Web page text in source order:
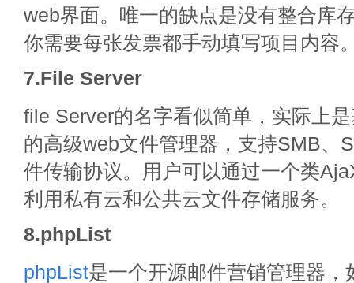
web界面。唯一的缺点是没有整合库
你需要每张发票都手动填写项目内容
7.File Server
file Server的名字看似简单，实际上
的高级web文件管理器，支持SMB、
件传输协议。用户可以通过一个类
利用私有云和公共云文件存储服务。
8.phpList
phpList是一个开源邮件营销管理器，